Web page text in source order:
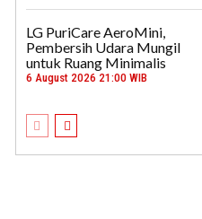
LG PuriCare AeroMini,
Pembersih Udara Mungil
untuk Ruang Minimalis
6 August 2026 21:00 WIB